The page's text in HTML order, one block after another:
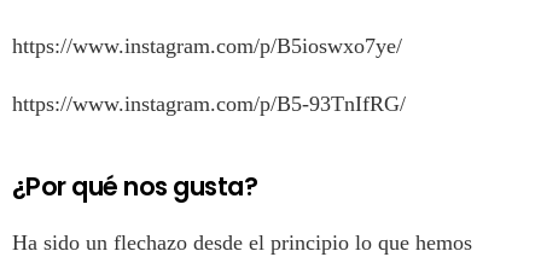
https://www.instagram.com/p/B5ioswxo7ye/
https://www.instagram.com/p/B5-93TnIfRG/
¿Por qué nos gusta?
Ha sido un flechazo desde el principio lo que hemos